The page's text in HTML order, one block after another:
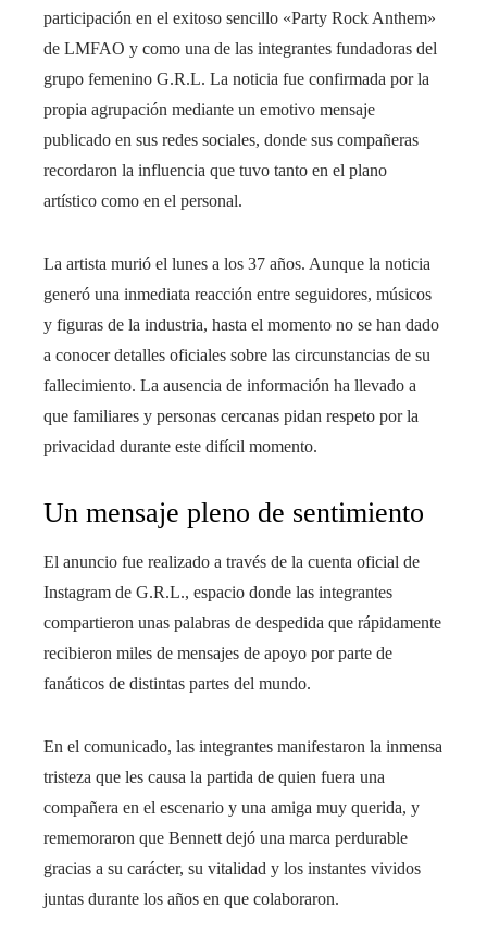
participación en el exitoso sencillo «Party Rock Anthem»
de LMFAO y como una de las integrantes fundadoras del
grupo femenino G.R.L. La noticia fue confirmada por la
propia agrupación mediante un emotivo mensaje
publicado en sus redes sociales, donde sus compañeras
recordaron la influencia que tuvo tanto en el plano
artístico como en el personal.
La artista murió el lunes a los 37 años. Aunque la noticia
generó una inmediata reacción entre seguidores, músicos
y figuras de la industria, hasta el momento no se han dado
a conocer detalles oficiales sobre las circunstancias de su
fallecimiento. La ausencia de información ha llevado a
que familiares y personas cercanas pidan respeto por la
privacidad durante este difícil momento.
Un mensaje pleno de sentimiento
El anuncio fue realizado a través de la cuenta oficial de
Instagram de G.R.L., espacio donde las integrantes
compartieron unas palabras de despedida que rápidamente
recibieron miles de mensajes de apoyo por parte de
fanáticos de distintas partes del mundo.
En el comunicado, las integrantes manifestaron la inmensa
tristeza que les causa la partida de quien fuera una
compañera en el escenario y una amiga muy querida, y
rememoraron que Bennett dejó una marca perdurable
gracias a su carácter, su vitalidad y los instantes vividos
juntas durante los años en que colaboraron.